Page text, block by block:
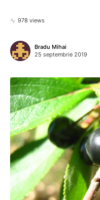
978 views
Bradu Mihai
25 septembrie 2019